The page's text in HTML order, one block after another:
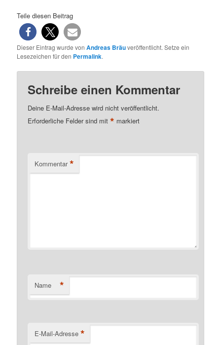
Teile diesen Beitrag
Dieser Eintrag wurde vonAndreas Bräuveröffentlicht. Setze ein
Lesezeichen für den Permalink.
Schreibe einen Kommentar
Deine E-Mail-Adresse wird nicht veröffentlicht.
Erforderliche Felder sind mit* markiert
Kommentar *
Name *
E-Mail-Adresse *